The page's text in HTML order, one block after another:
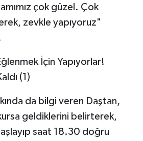
çok güzel. Çok
zevkle yapıyoruz"
da bilgi veren Daştan,
geldiklerini belirterek,
saat 18.30 doğru